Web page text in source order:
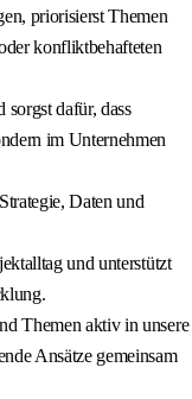
priorisierst Themen
konfliktbehafteten
dafür, dass
im Unternehmen
Daten und
und unterstützt
Themen aktiv in unsere
Ansätze gemeinsam